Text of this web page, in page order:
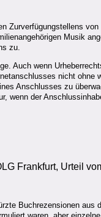
Zurverfügungstellens
Musik
zu.
Auch wenn
nicht
Anschlusses zu
wenn der
Frankfurt, Urteil
Buchrezensionen